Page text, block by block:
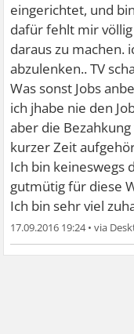
eingerichtet, und
dafür fehlt mir
daraus zu machen.
abzulenken.. TV
Was sonst Jobs
ich jhabe nie den
aber die
kurzer Zeit
Ich bin keineswegs
gutmütig für diese
Ich bin sehr viel
17.09.2016 19:24•